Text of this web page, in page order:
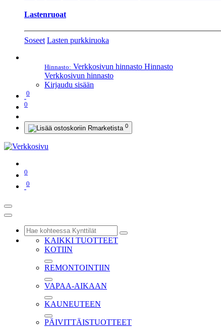
Lastenruoat
Soseet Lasten purkkiruoka
Hinnasto: Verkkosivun hinnasto Hinnasto
Verkkosivun hinnasto
Kirjaudu sisään
0
0
0
0
0
KAIKKI TUOTTEET
KOTIIN
REMONTOINTIIN
VAPAA-AIKAAN
KAUNEUTEEN
PÄIVITTÄISTUOTTEET